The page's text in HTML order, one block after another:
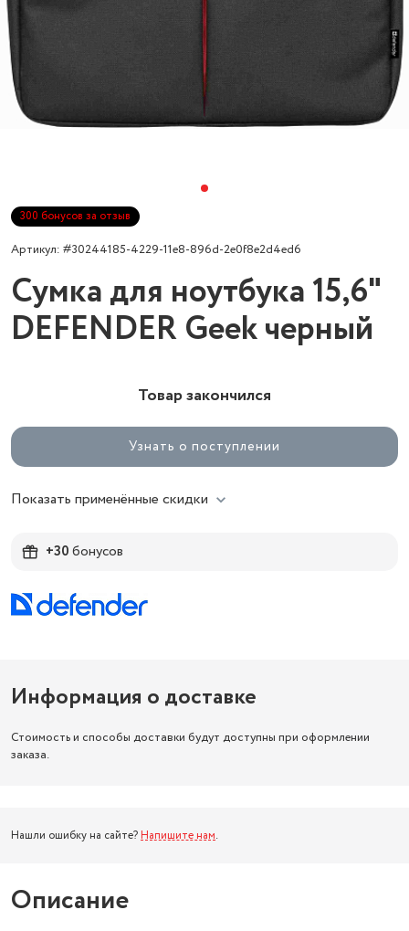
300 бонусов за отзыв
Артикул: #30244185-4229-11e8-896d-2e0f8e2d4ed6
Сумка для ноутбука 15,6"
DEFENDER Geek черный
Товар закончился
Узнать о поступлении
Показать применённые скидки
+30бонусов
Информация о доставке
Стоимость и способы доставки будут доступны при оформлении
заказа.
Нашли ошибку на сайте? Напишите нам.
Описание